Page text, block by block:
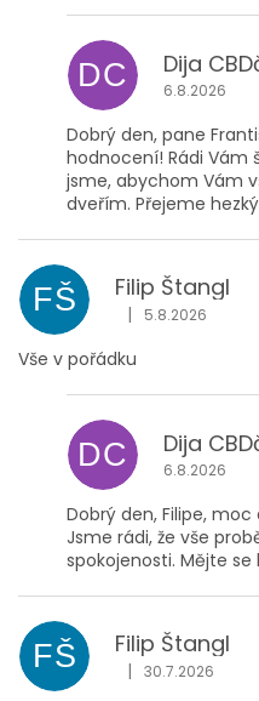
DC Dija
6.8.2026
Dobrý den, pane
hodnocení! Rádi
jsme, abychom Vám
dveřím. Přejeme
FŠ Filip Štangl
Hodnocení
| 5.8.2026
Vše v pořádku
DC Dija
6.8.2026
Dobrý den, Filipe,
Jsme rádi, že vše
spokojenosti. Mějte se
FŠ Filip Štangl
Hodnocení
| 30.7.2026